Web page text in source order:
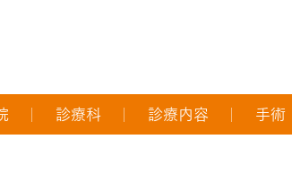
診療科 診療内容 手術